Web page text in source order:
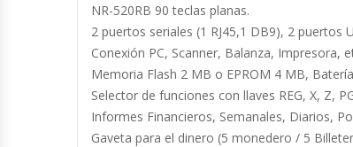
Coolers / Visicoolers
Cortadoras De Fiambre
Cortadoras De Huesos
NR-520RB 90 teclas planas.
2 puertos seriales (1 RJ45,1 DB9), 2 puertos
Conexión PC, Scanner, Balanza, Impresora,
Memoria Flash 2 MB o EPROM 4 MB,
Selector de funciones con llaves REG, X, Z,
Informes Financieros, Semanales, Diarios,
Gaveta para el dinero (5 monedero / 5